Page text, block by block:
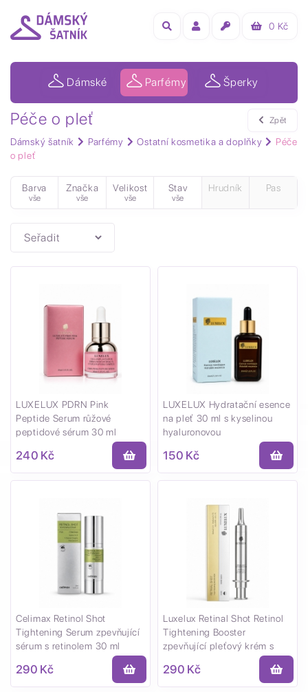
0 Kč
Dámské Parfémy Šperky
Péče o pleť
Dámský šatník Parfémy Ostatní kosmetika a doplňky
Péče
o pleť
Zpět
Barva
vše
Značka
vše
Velikost
vše
Stav
vše
Hrudník Pas
LUXELUX PDRN Pink
Peptide Serum růžové
peptidové sérum 30 ml
240 Kč
LUXELUX Hydratační esence
na pleť 30 ml s kyselinou
hyaluronovou
150 Kč
Celimax Retinol Shot
Tightening Serum zpevňující
sérum s retinolem 30 ml
290 Kč
Luxelux Retinal Shot Retinol
Tightening Booster
zpevňující pleťový krém s
290 Kč